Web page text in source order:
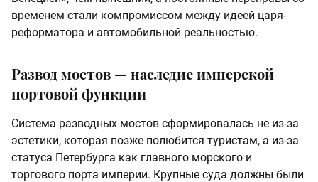
временем стали компромиссом между идеей царя-
реформатора и автомобильной реальностью.
Развод мостов — наследие имперской
портовой функции
Система разводных мостов сформировалась не из-за
эстетики, которая позже полюбится туристам, а из-за
статуса Петербурга как главного морского и
торгового порта империи. Крупные суда должны были